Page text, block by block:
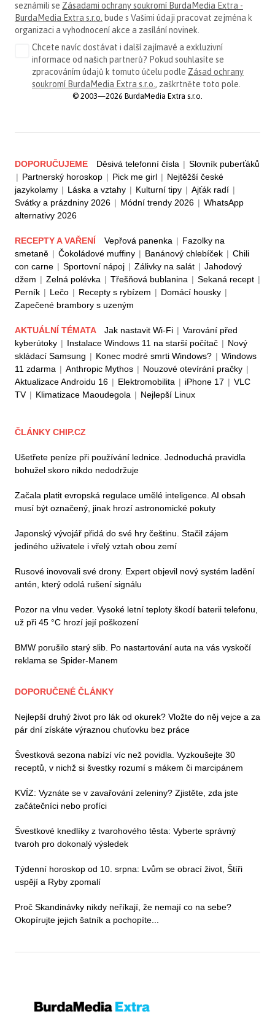
seznámili se Zásadami ochrany soukromí BurdaMedia Extra -
BurdaMedia Extra s.r.o. bude s Vašimi údaji pracovat zejména k
organizaci a vyhodnocení akce a zasílání novinek.
Chcete navíc dostávat i další zajímavé a exkluzivní
informace od našich partnerů? Pokud souhlasíte se
zpracováním údajů k tomuto účelu podle Zásad ochrany
soukromí BurdaMedia Extra s.r.o., zaškrtněte toto pole.
© 2003—2026 BurdaMedia Extra s.r.o.
DOPORUČUJEME Děsivá telefonní čísla | Slovník puberťáků
| Partnerský horoskop | Pick me girl | Nejtěžší české
jazykolamy | Láska a vztahy | Kulturní tipy | Ajťák radí |
Svátky a prázdniny 2026 | Módní trendy 2026 | WhatsApp
alternativy 2026
RECEPTY A VAŘENÍ Vepřová panenka | Fazolky na
smetaně | Čokoládové muffiny | Banánový chlebíček | Chili
con carne | Sportovní nápoj | Zálivky na salát | Jahodový
džem | Zelná polévka | Třešňová bublanina | Sekaná recept |
Perník | Lečo | Recepty s rybízem | Domácí housky |
Zapečené brambory s uzeným
AKTUÁLNÍ TÉMATA Jak nastavit Wi-Fi | Varování před
kyberútoky | Instalace Windows 11 na starší počítač | Nový
skládací Samsung | Konec modré smrti Windows? | Windows
11 zdarma | Anthropic Mythos | Nouzové otevírání pračky |
Aktualizace Androidu 16 | Elektromobilita | iPhone 17 | VLC
TV | Klimatizace Maoudegola | Nejlepší Linux
ČLÁNKY CHIP.CZ
Ušetřete peníze při používání lednice. Jednoduchá pravidla
bohužel skoro nikdo nedodržuje
Začala platit evropská regulace umělé inteligence. AI obsah
musí být označený, jinak hrozí astronomické pokuty
Japonský vývojář přidá do své hry češtinu. Stačil zájem
jediného uživatele i vřelý vztah obou zemí
Rusové inovovali své drony. Expert objevil nový systém ladění
antén, který odolá rušení signálu
Pozor na vlnu veder. Vysoké letní teploty škodí baterii telefonu,
už při 45 °C hrozí její poškození
BMW porušilo starý slib. Po nastartování auta na vás vyskočí
reklama se Spider-Manem
DOPORUČENÉ ČLÁNKY
Nejlepší druhý život pro lák od okurek? Vložte do něj vejce a za
pár dní získáte výraznou chuťovku bez práce
Švestková sezona nabízí víc než povidla. Vyzkoušejte 30
receptů, v nichž si švestky rozumí s mákem či marcipánem
KVÍZ: Vyznáte se v zavařování zeleniny? Zjistěte, zda jste
začátečníci nebo profíci
Švestkové knedlíky z tvarohového těsta: Vyberte správný
tvaroh pro dokonalý výsledek
Týdenní horoskop od 10. srpna: Lvům se obrací život, Štíři
uspějí a Ryby zpomalí
Proč Skandinávky nikdy neříkají, že nemají co na sebe?
Okopírujte jejich šatník a pochopíte...